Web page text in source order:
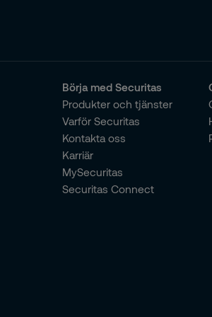
Börja med Securitas
Produkter och tjänster
Varför Securitas
Kontakta oss
Karriär
MySecuritas
Securitas Connect